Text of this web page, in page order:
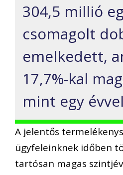
304,5 millió
csomagolt
emelkedett,
17,7%-kal
mint egy
A jelentős
ügyfeleinknek időben
tartósan magas